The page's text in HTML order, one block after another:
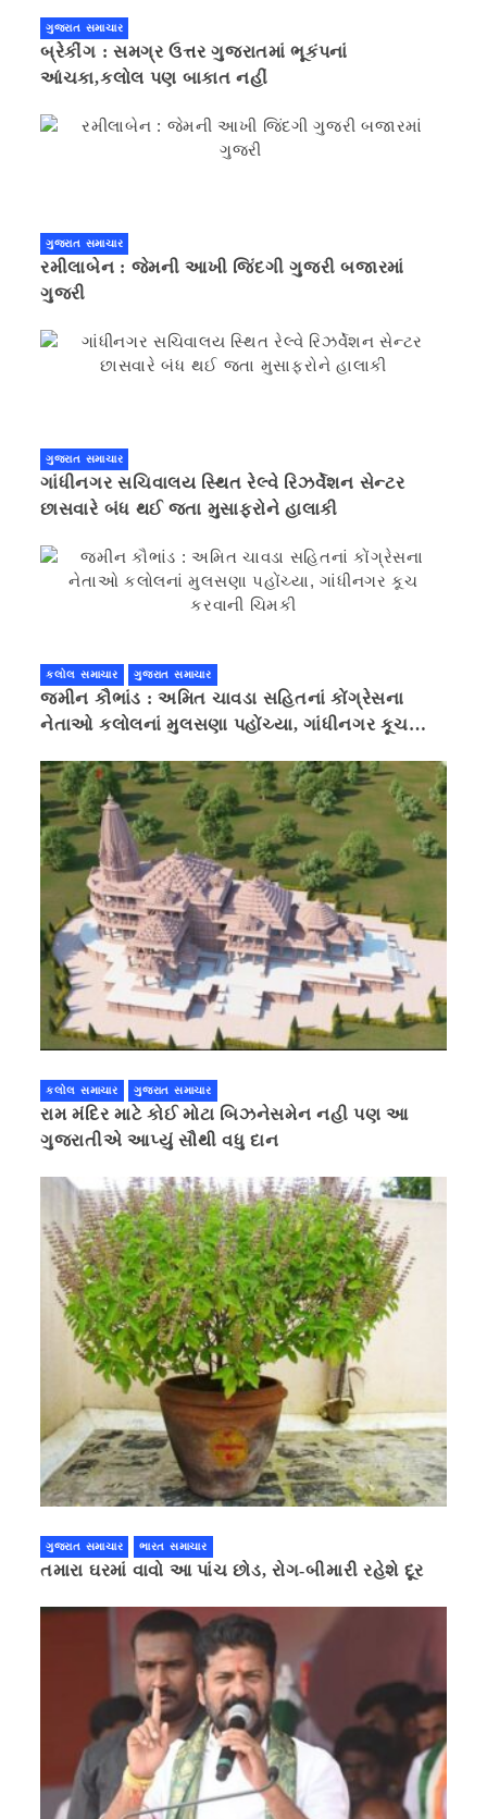
ગુજરાત સમાચાર
બ્રેકીંગ : સમગ્ર ઉત્તર ગુજરાતમાં ભૂકંપનાં
આંચકા,કલોલ પણ બાકાત નહીં
ગુજરાત સમાચાર
રમીલાબેન : જેમની આખી જિંદગી ગુજરી બજારમાં
ગુજરી
ગુજરાત સમાચાર
ગાંધીનગર સચિવાલય સ્થિત રેલ્વે રિઝર્વેશન સેન્ટર
છાસવારે બંધ થઈ જતા મુસાફરોને હાલાકી
કલોલ સમાચાર ગુજરાત સમાચાર
જમીન કૌભાંડ : અમિત ચાવડા સહિતનાં કોંગ્રેસના
નેતાઓ કલોલનાં મુલસણા પહોંચ્યા, ગાંધીનગર કૂચ
કલોલ સમાચાર ગુજરાત સમાચાર
રામ મંદિર માટે કોઈ મોટા બિઝનેસમેન નહી પણ આ
ગુજરાતીએ આપ્યું સૌથી વધુ દાન
ગુજરાત સમાચાર ભારત સમાચાર
તમારા ઘરમાં વાવો આ પાંચ છોડ, રોગ-બીમારી રહેશે દૂર